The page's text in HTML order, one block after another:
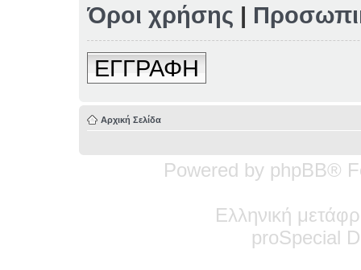
Όροι χρήσης |
ΕΓΓΡΑΦΗ
Αρχική Σελίδα
Powered by phpBB®
Ελληνική
proSpecial